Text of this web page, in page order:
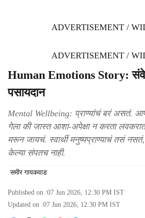
ADVERTISEMENT /
ADVERTISEMENT /
Human Emotions Story:
पसायदान
Mental Wellbeing: प्राण्यांचं बरं असतं.
गेला की जास्त आशा-अपेक्षा न करता
मरून जायचं. स्वार्थी मनुष्यप्राण्याचं तसं
केल्या संपतच नाही.
समीर गायकवाड
Published on :07 Jun 2026, 12:30 PM IST
Updated on :07 Jun 2026, 12:30 PM IST